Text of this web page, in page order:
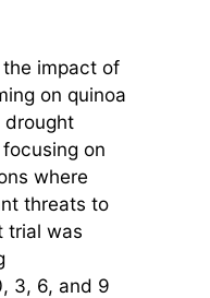
impact of
on quinoa
drought
on
where
threats to
trial was
3, 6, and 9